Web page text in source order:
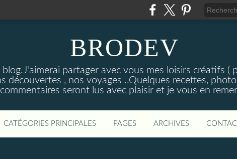
BRODEV
partager avec vous mes loisirs créatifs (
découvertes , nos voyages ..Quelques recettes,
commentaires seront lus avec plaisir et je vous en
CATÉGORIES PRINCIPALES PAGES ARCHIVES